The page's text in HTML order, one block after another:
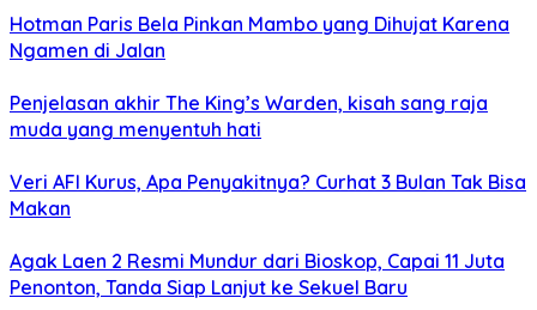
Hotman Paris Bela Pinkan Mambo yang Dihujat Karena
Ngamen di Jalan
Penjelasan akhir The King’s Warden, kisah sang raja
muda yang menyentuh hati
Veri AFI Kurus, Apa Penyakitnya? Curhat 3 Bulan Tak Bisa
Makan
Agak Laen 2 Resmi Mundur dari Bioskop, Capai 11 Juta
Penonton, Tanda Siap Lanjut ke Sekuel Baru